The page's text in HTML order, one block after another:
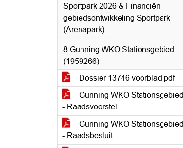
Sportpark 2026 & Financiën
gebiedsontwikkeling Sportpark
(Arenapark)
8 Gunning WKO Stationsgebied
(1959266)
Dossier 13746 voorblad.pdf
Gunning WKO Stationsgebied
- Raadsvoorstel
Gunning WKO Stationsgebied
- Raadsbesluit